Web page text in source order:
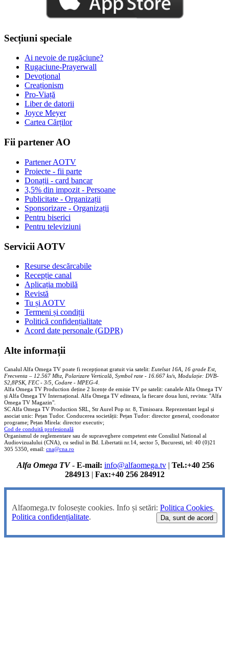
Secțiuni speciale
Ai nevoie de rugăciune?
Rugaciune-Prayerwall
Devoțional
Creaționism
Pro-Viață
Liber de datorii
Joyce Meyer
Cartea Cărților
Fii partener AO
Partener AOTV
Proiecte - fii parte
Donații - card bancar
3,5% din impozit - Persoane
Publicitate - Organizații
Sponsorizare - Organizații
Pentru biserici
Pentru televiziuni
Servicii AOTV
Resurse descărcabile
Recepție canal
Aplicația mobilă
Revistă
Tu și AOTV
Termeni și condiții
Politică confidențialitate
Acord date personale (GDPR)
Alte informații
Canalul Alfa Omega TV poate fi recepționat gratuit via satelit: Eutelsat 16A, 16 grade Est,
Frecventa – 12.567 Mhz, Polarizare Verticală, Symbol rate - 16.667 ks/s, Modulație: DVB-
S2,8PSK, FEC - 3/5, Codare - MPEG-4
Alfa Omega TV Production deține 2 licențe de emisie TV pe satelit: canalele Alfa Omega TV
și Alfa Omega TV Internațional. Alfa Omega TV editeaza, la fiecare doua luni, revista: "Alfa
Omega TV Magazin".
SC Alfa Omega TV Production SRL, Str Aurel Pop nr. 8, Timisoara. Reprezentant legal și
asociat unic: Pețan Tudor. Conducerea societății: Pețan Tudor: director general, coodonator
programe; Pețan Mirela: director executiv;
Cod de conduită profesională
Organismul de reglementare sau de supraveghere competent este Consiliul National al
Audiovizualului (CNA), cu sediul in Bd. Libertatii nr.14, sector 5, Bucuresti, tel: 40 (0)21
305 5350, email: cna@cna.ro
Alfa Omega TV- E-mail: info@alfaomega.tv | Tel.:+40 256
284913| Fax:+40 256 284912
Alfaomega.tv folosește cookies. Info și setări: Politica Cookies.
Politica confidențialitate. Da, sunt de acord